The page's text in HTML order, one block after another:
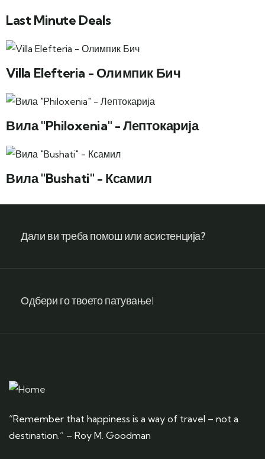
Last Minute Deals
Villa Elefteria - Олимпик Бич
Вила "Philoxenia" - Лептокарија
Вила "Bushati" - Ксамил
Дали ви треба помош или асистенција?
Одбери го твоето патување!
“Remember that happiness is a way of travel – not a
destination.” – Roy M. Goodman